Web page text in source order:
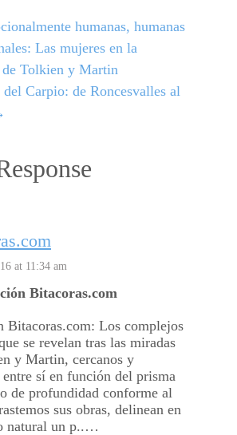
humanas, humanas
Las mujeres en la
Tolkien y Martin
Carpio: de Roncesvalles al
at 11:34 am
Bitacoras.com
Bitacoras.com: Los complejos
se revelan tras las miradas
y Martin, cercanos y
entre sí en función del prisma
de profundidad conforme al
sus obras, delinean en
natural un p..…